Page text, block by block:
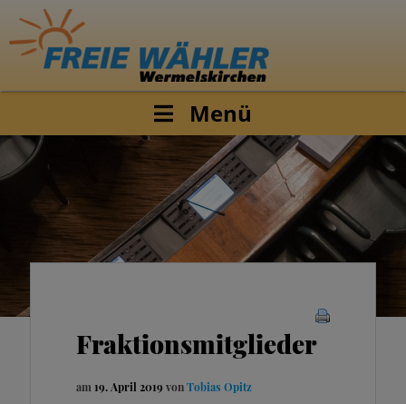
Menü
Fraktionsmitglieder
am 19. April 2019 vonTobias Opitz